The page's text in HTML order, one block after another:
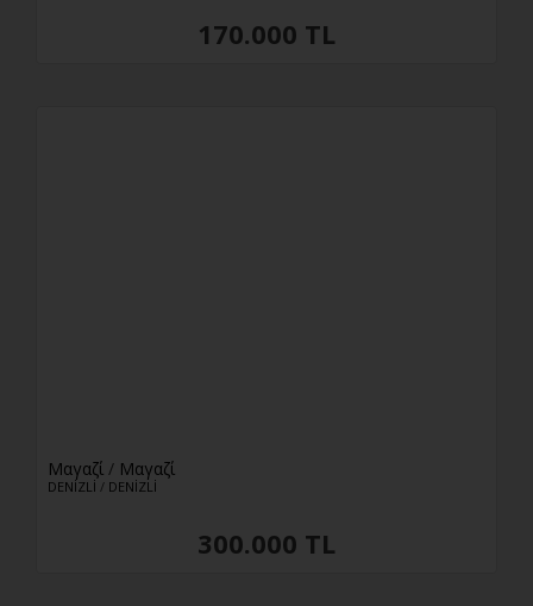
170.000 TL
Μαγαζί / Μαγαζί
DENİZLİ / DENİZLİ
300.000 TL